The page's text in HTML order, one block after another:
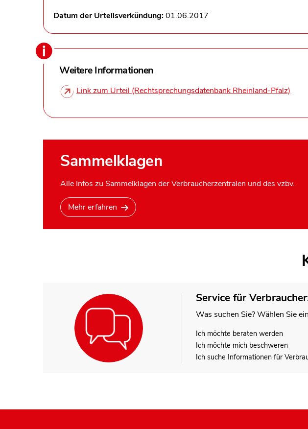
Datum der Urteilsverkündung:01.06.2017
Weitere Informationen
Link zum Urteil (Rechtsprechungsdatenbank Rheinland-Pfalz)
Sammelklagen
Alle Infos zu Sammelklagen der Verbraucherzentralen und des vzbv.
Mehr erfahren
Service für
Was suchen Sie? Wählen Sie
Ich möchte beraten werden
Ich möchte mich beschweren
Ich suche Informationen für